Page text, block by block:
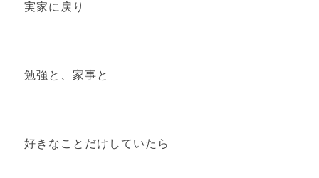
実家に戻り
勉強と、家事と
好きなことだけしていたら